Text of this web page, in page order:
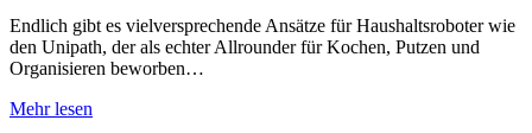
Endlich gibt es vielversprechende Ansätze für Haushaltsroboter wie
den Unipath, der als echter Allrounder für Kochen, Putzen und
Organisieren beworben…
Mehr lesen